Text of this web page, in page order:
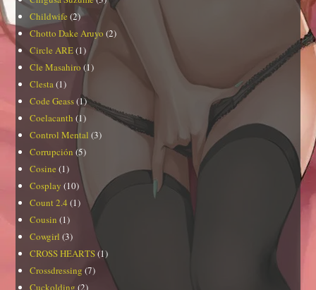
Childwife (2)
Chotto Dake Aruyo (2)
Circle ARE(1)
Cle Masahiro (1)
Clesta(1)
Code Geass(1)
Coelacanth (1)
Control Mental (3)
Corrupción (5)
Cosine (1)
Cosplay (10)
Count 2.4 (1)
Cousin (1)
Cowgirl (3)
CROSS HEARTS(1)
Crossdressing (7)
Cuckolding (2)